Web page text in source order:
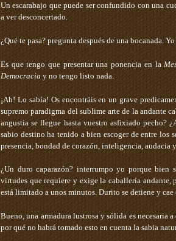
Un escarabajo que puede ser confundido con una
a ver desconcertado.
¿Qué te pasa? ­pregunta después de una bocanada.
Es que tengo que presentar una ponencia en la
Democracia y no tengo listo nada.
¡Ah! Lo sabía! Os encontráis en un grave
supremo paradigma del sublime arte de la andante
angustia se llegue hasta vuestro asfixiado pecho?
sabio destino ha tenido a bien escoger de entre los
presencia, bondad de corazón, inteligencia, audacia
¿Un duro caparazón? ­interrumpo yo porque bien
virtudes que requiere y exige la caballería andante,
está limitado a unos minutos. Durito se detiene y cae
Bueno, una armadura lustrosa y sólida es necesaria
por qué no habrá tomado esto en cuenta la sabia